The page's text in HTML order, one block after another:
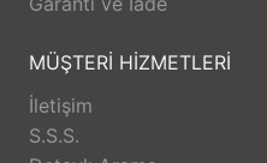
MÜŞTERİ HİZMETLERİ
İletişim
S.S.S.